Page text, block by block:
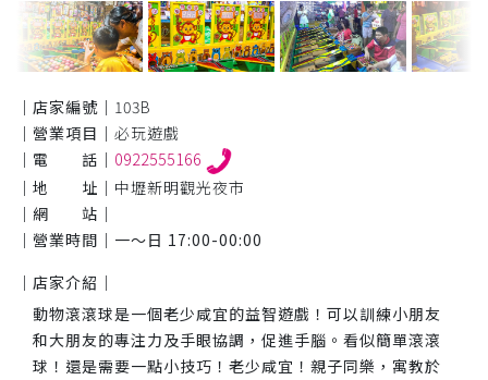
｜店家編號｜ 103B
｜營業項目｜ 必玩遊戲
｜電 話｜ 0922555166
｜地 址｜ 中壢新明觀光夜市
｜網 站｜
｜營業時間｜ 一～日 17:00-00:00
｜店家介紹｜
動物滾滾球是一個老少咸宜的益智遊戲！可以訓練小朋友
和大朋友的專注力及手眼協調，促進手腦。看似簡單滾滾
球！還是需要一點小技巧！老少咸宜！親子同樂，寓教於